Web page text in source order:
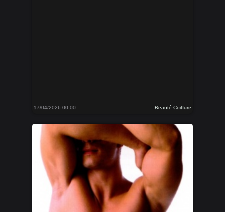
17/04/2026 00:00 Beauté Coiffure